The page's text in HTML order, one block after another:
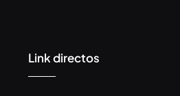
Link directos